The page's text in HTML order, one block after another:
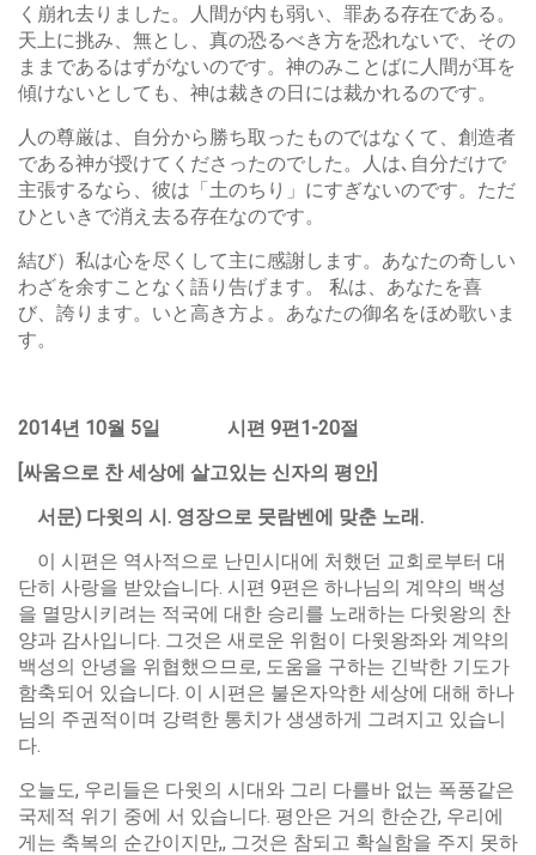
く崩れ去りました。人間が内も弱い、罪ある存在である。
天上に挑み、無とし、真の恐るべき方を恐れないで、その
ままであるはずがないのです。神のみことばに人間が耳を
傾けないとしても、神は裁きの日には裁かれるのです。
人の尊厳は、自分から勝ち取ったものではなくて、創造者
である神が授けてくださったのでした。人は､自分だけで
主張するなら、彼は「土のちり」にすぎないのです。ただ
ひといきで消え去る存在なのです。
結び）私は心を尽くして主に感謝します。あなたの奇しい
わざを余すことなく語り告げます。 私は、あなたを喜
び、誇ります。いと高き方よ。あなたの御名をほめ歌いま
す。
2014년 10월 5일 시편 9편1-20절
[싸움으로 찬 세상에 살고있는 신자의 평안]
서문) 다윗의 시. 영장으로 뭇람벤에 맞춘 노래.
이 시편은 역사적으로 난민시대에 처했던 교회로부터 대
단히 사랑을 받았습니다. 시편 9편은 하나님의 계약의 백성
을 멸망시키려는 적국에 대한 승리를 노래하는 다윗왕의 찬
양과 감사입니다. 그것은 새로운 위험이 다윗왕좌와 계약의
백성의 안녕을 위협했으므로, 도움을 구하는 긴박한 기도가
함축되어 있습니다. 이 시편은 불온자악한 세상에 대해 하나
님의 주권적이며 강력한 통치가 생생하게 그려지고 있습니
다.
오늘도, 우리들은 다윗의 시대와 그리 다를바 없는 폭풍같은
국제적 위기 중에 서 있습니다. 평안은 거의 한순간, 우리에
게는 축복의 순간이지만,, 그것은 참되고 확실함을 주지 못하